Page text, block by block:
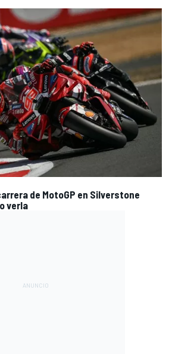
de MotoGP en Silverstone
verla